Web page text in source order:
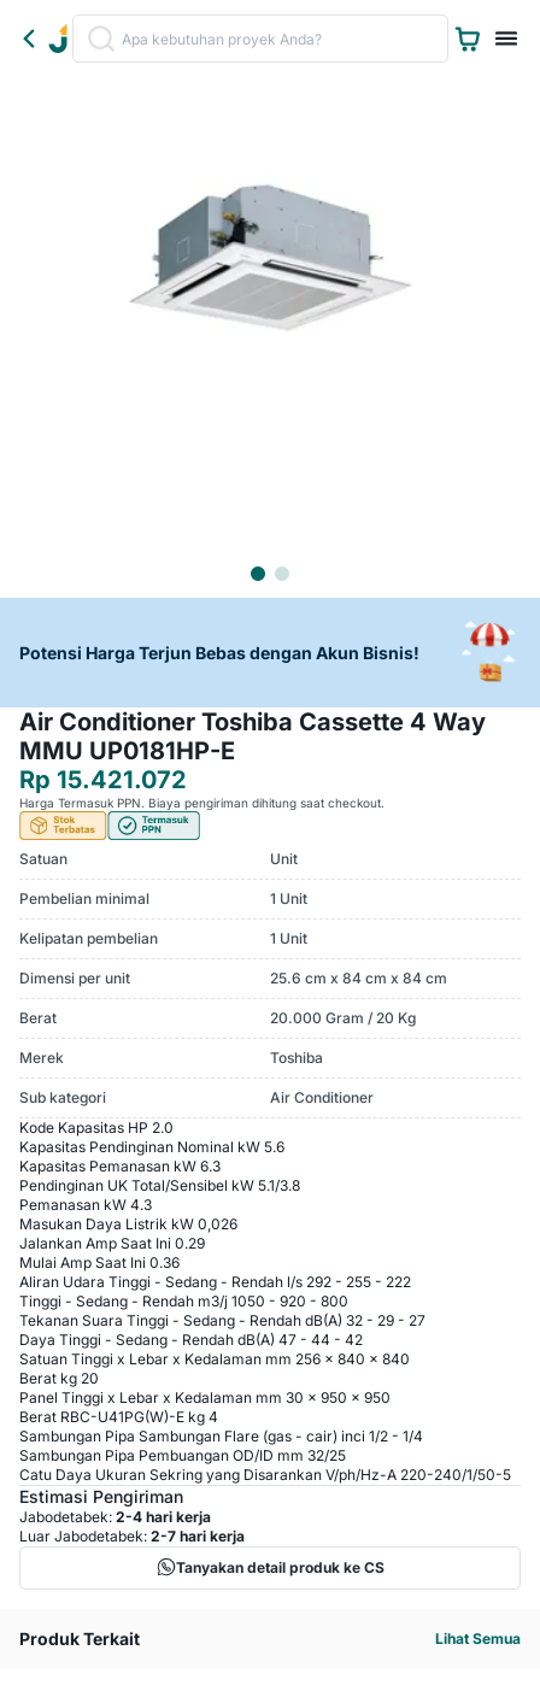
Potensi Harga Terjun Bebas dengan Akun Bisnis!
Air Conditioner Toshiba Cassette 4 Way
MMU UP0181HP-E
Rp 15.421.072
Harga Termasuk PPN. Biaya pengiriman dihitung saat checkout.
Satuan Unit
Pembelian minimal 1 Unit
Kelipatan pembelian 1 Unit
Dimensi per unit 25.6 cm x 84 cm x 84 cm
Berat 20.000 Gram / 20 Kg
Merek Toshiba
Sub kategori
Air Conditioner
Kode Kapasitas HP 2.0
Kapasitas Pendinginan Nominal kW 5.6
Kapasitas Pemanasan kW 6.3
Pendinginan UK Total/Sensibel kW 5.1/3.8
Pemanasan kW 4.3
Masukan Daya Listrik kW 0,026
Jalankan Amp Saat Ini 0.29
Mulai Amp Saat Ini 0.36
Aliran Udara Tinggi - Sedang - Rendah l/s 292 - 255 - 222
Tinggi - Sedang - Rendah m3/j 1050 - 920 - 800
Tekanan Suara Tinggi - Sedang - Rendah dB(A) 32 - 29 - 27
Daya Tinggi - Sedang - Rendah dB(A) 47 - 44 - 42
Satuan Tinggi x Lebar x Kedalaman mm 256 x 840 x 840
Berat kg 20
Panel Tinggi x Lebar x Kedalaman mm 30 x 950 x 950
Berat RBC-U41PG(W)-E kg 4
Sambungan Pipa Sambungan Flare (gas - cair) inci 1/2 - 1/4
Sambungan Pipa Pembuangan OD/ID mm 32/25
Catu Daya Ukuran Sekring yang Disarankan V/ph/Hz-A 220-240/1/50-5
Estimasi Pengiriman
Jabodetabek: 2-4 hari kerja
Luar Jabodetabek: 2-7 hari kerja
Tanyakan detail produk ke CS
Produk Terkait Lihat Semua